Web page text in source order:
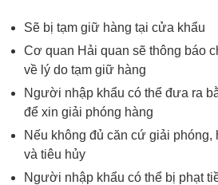
Sẽ bị tạm giữ hàng tại cửa khẩu
Cơ quan Hải quan sẽ thông báo
về lý do tạm giữ hàng
Người nhập khẩu có thể đưa ra
để xin giải phóng hàng
Nếu không đủ căn cứ giải phóng,
và tiêu hủy
Người nhập khẩu có thể bị phạt